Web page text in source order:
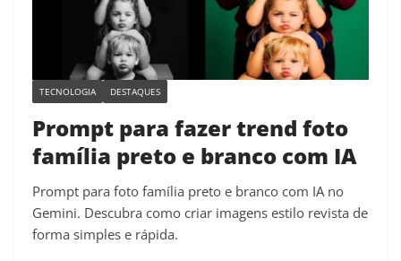
TECNOLOGIA DESTAQUES
Prompt para fazer trend foto
família preto e branco com IA
Prompt para foto família preto e branco com IA no
Gemini. Descubra como criar imagens estilo revista de
forma simples e rápida.